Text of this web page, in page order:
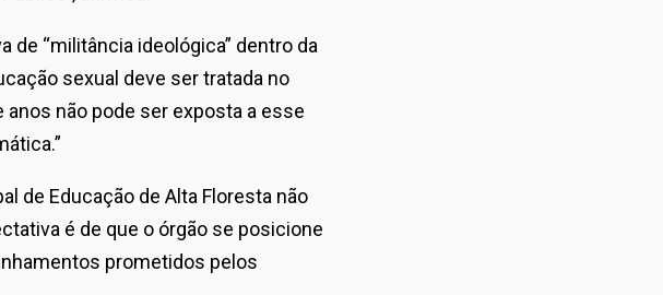
“militância ideológica” dentro da
sexual deve ser tratada no
não pode ser exposta a esse
de Educação de Alta Floresta não
é de que o órgão se posicione
prometidos pelos